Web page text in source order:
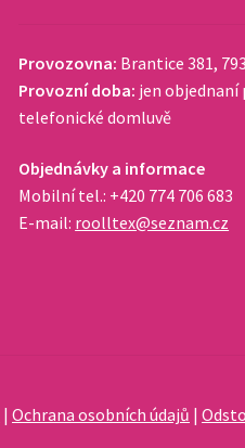
Provozovna: Brantice 381,
Provozní doba: jen objednaní
telefonické domluvě
Objednávky a informace
Mobilní tel.: +420 774 706 683
E-mail: roolltex@seznam.cz
|Ochrana osobních údajů |